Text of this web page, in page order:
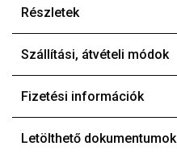
Részletek
Szállítási, átvételi módok
Fizetési információk
Letölthető dokumentumok